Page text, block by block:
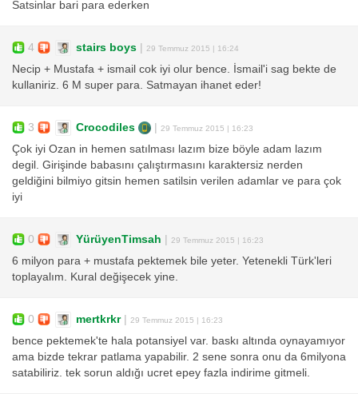
Satsinlar bari para ederken
4 stairs boys 29 Temmuz 2015 | 16:24
Necip + Mustafa + ismail cok iyi olur bence. İsmail'i sag bekte de
kullaniriz. 6 M super para. Satmayan ihanet eder!
3 Crocodiles 29 Temmuz 2015 | 16:23
Çok iyi Ozan in hemen satılması lazım bize böyle adam lazım
degil. Girişinde babasını çalıştırmasını karaktersiz nerden
geldiğini bilmiyo gitsin hemen satilsin verilen adamlar ve para çok
iyi
0 YürüyenTimsah 29 Temmuz 2015 | 16:23
6 milyon para + mustafa pektemek bile yeter. Yetenekli Türk'leri
toplayalım. Kural değişecek yine.
0 mertkrkr| 29 Temmuz 2015 | 16:23
bence pektemek'te hala potansiyel var. baskı altında oynayamıyor
ama bizde tekrar patlama yapabilir. 2 sene sonra onu da 6milyona
satabiliriz. tek sorun aldığı ucret epey fazla indirime gitmeli.